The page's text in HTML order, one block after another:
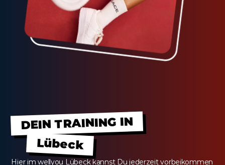
DEIN TRAINING IN
Lübeck
Hier im wellyou Lübeck kannst Du jederzeit vorbeikommen